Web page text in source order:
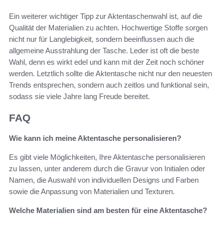
Ein weiterer wichtiger Tipp zur Aktentaschenwahl ist, auf die
Qualität der Materialien zu achten. Hochwertige Stoffe sorgen
nicht nur für Langlebigkeit, sondern beeinflussen auch die
allgemeine Ausstrahlung der Tasche. Leder ist oft die beste
Wahl, denn es wirkt edel und kann mit der Zeit noch schöner
werden. Letztlich sollte die Aktentasche nicht nur den neuesten
Trends entsprechen, sondern auch zeitlos und funktional sein,
sodass sie viele Jahre lang Freude bereitet.
FAQ
Wie kann ich meine Aktentasche personalisieren?
Es gibt viele Möglichkeiten, Ihre Aktentasche personalisieren
zu lassen, unter anderem durch die Gravur von Initialen oder
Namen, die Auswahl von individuellen Designs und Farben
sowie die Anpassung von Materialien und Texturen.
Welche Materialien sind am besten für eine Aktentasche?